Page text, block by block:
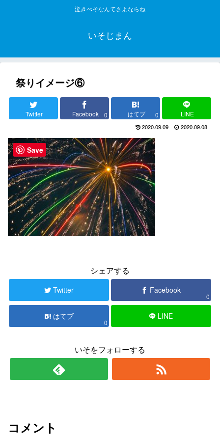
泣きべそなんてさよならね
いそじまん
祭りイメージ⑥
Twitter Facebook 0 はてブ 0 LINE
2020.09.09 2020.09.08
シェアする
Twitter Facebook
0
はてブ
0
LINE
いそをフォローする
コメント
Save